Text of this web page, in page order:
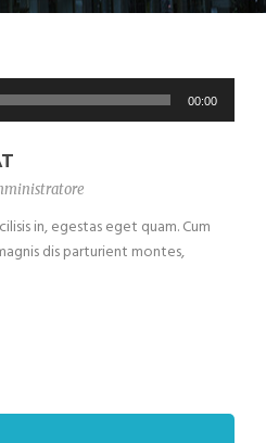
Audio
00:00
in, egestas eget quam. Cum
dis parturient montes,